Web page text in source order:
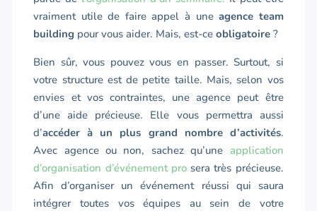
vraiment utile de faire appel à uneagence team
building pour vous aider. Mais, est-ceobligatoire ?
Bien sûr, vous pouvez vous en passer. Surtout, si
votre structure est de petite taille. Mais, selon vos
envies et vos contraintes, une agence peut être
d’une aide précieuse. Elle vous permettra aussi
d’accéder à un plus grand nombre d’activités.
Avec agence ou non, sachez qu’une application
d’organisation d’événement prosera très précieuse.
Afin d’organiser un événement réussi qui saura
intégrer toutes vos équipes au sein de votre